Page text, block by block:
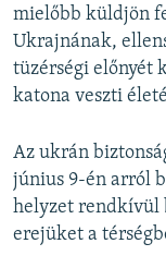
mielőbb küldjön
Ukrajnának,
tüzérségi előnyét
katona veszti
Az ukrán
június 9-én arról
helyzet rendkívül
erejüket a